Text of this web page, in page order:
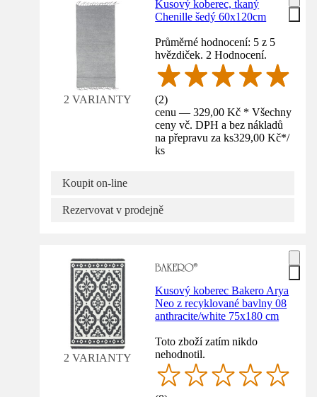
2 VARIANTY
Kusový koberec, tkaný
Chenille šedý 60x120cm
Průměrné hodnocení: 5 z 5
hvězdiček. 2 Hodnocení.
(2)
cenu — 329,00 Kč * Všechny
ceny vč. DPH a bez nákladů
na přepravu za ks329,00 Kč*/
ks
Koupit on-line
Rezervovat v prodejně
2 VARIANTY
Kusový koberec Bakero Arya
Neo z recyklované bavlny 08
anthracite/white 75x180 cm
Toto zboží zatím nikdo
nehodnotil.